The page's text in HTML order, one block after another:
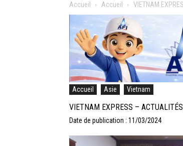
Accueil Accueil VIETNAM
Accueil Asie Vietnam
VIETNAM EXPRESS –
Date de publication : 11/03/2024